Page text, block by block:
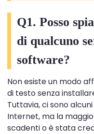
Q1. Posso
di qualcuno
software?
Non esiste un modo
di testo senza
Tuttavia, ci sono
Internet, ma la
scadenti o è stata